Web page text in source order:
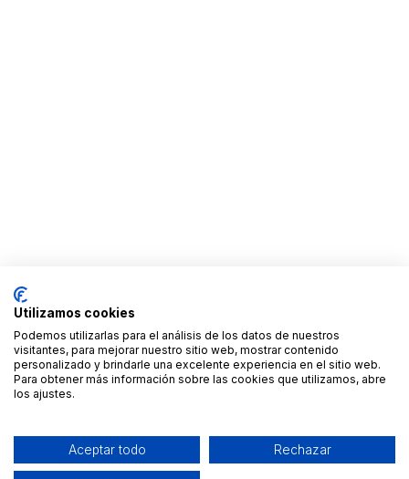
Utilizamos cookies
Podemos utilizarlas para el análisis de los datos de nuestros
visitantes, para mejorar nuestro sitio web, mostrar contenido
personalizado y brindarle una excelente experiencia en el sitio web.
Para obtener más información sobre las cookies que utilizamos, abre
los ajustes.
Aceptar todo Rechazar